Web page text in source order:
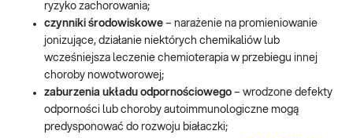
ryzyko zachorowania;
czynniki środowiskowe – narażenie na promieniowanie
jonizujące, działanie niektórych chemikaliów lub
wcześniejsza leczenie chemioterapia w przebiegu innej
choroby nowotworowej;
zaburzenia układu odpornościowego – wrodzone defekty
odporności lub choroby autoimmunologiczne mogą
predysponować do rozwoju białaczki;